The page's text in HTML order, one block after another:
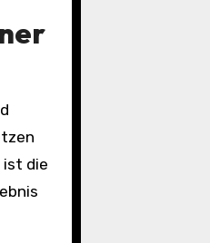
ist die